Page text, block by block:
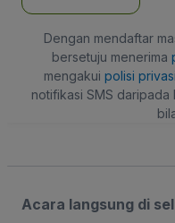
Dengan mendaftar
bersetuju menerima
mengakui polisi privasi
notifikasi SMS
Acara langsung di